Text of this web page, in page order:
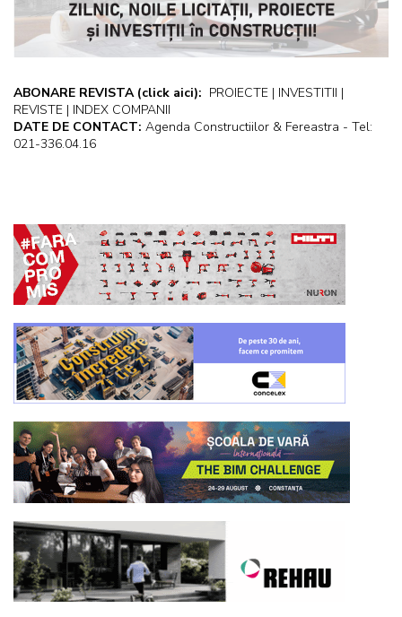
ABONARE REVISTA (click aici): PROIECTE | INVESTITII |
REVISTE | INDEX COMPANII
DATE DE CONTACT: Agenda Constructiilor & Fereastra - Tel:
021-336.04.16